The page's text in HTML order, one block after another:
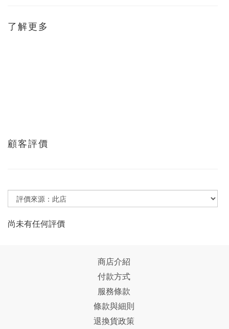
了解更多
顧客評價
尚未有任何評價
商店介紹
付款方式
服務條款
條款與細則
退換貨政策